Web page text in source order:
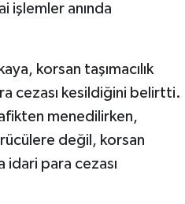
işlemler anında
korsan taşımacılık
cezası kesildiğini belirtti.
menedilirken,
değil, korsan
para cezası